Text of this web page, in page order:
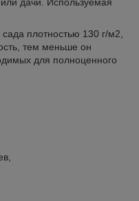
плотностью 130 г/м2,
тем меньше он
для полноценного